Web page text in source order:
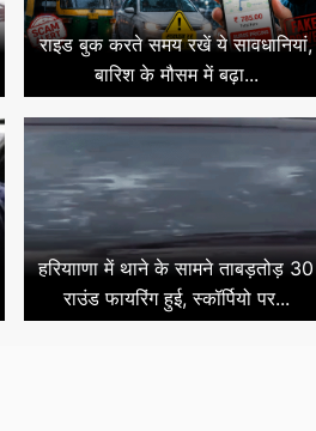
राइड बुक करते समय रखें ये सावधानियां,
बारिश के मौसम में बढ़ा...
हरियााणा में थाने के सामने ताबड़तोड़ 30
राउंड फायरिंग हुई, स्कॉर्पियो पर...